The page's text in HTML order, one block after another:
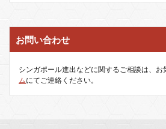
お問い合わせ
シンガポール進出などに関するご相談は、お
ムにてご連絡ください。